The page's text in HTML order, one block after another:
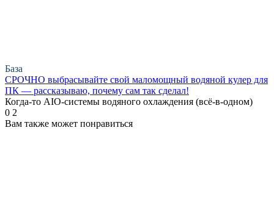
База
СРОЧНО выбрасывайте свой маломощный водяной кулер для
ПК — рассказываю, почему сам так сделал!
Когда-то AIO-системы водяного охлаждения (всё-в-одном)
0 2
Вам также может понравиться